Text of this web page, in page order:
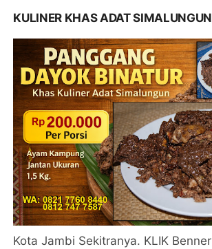
KULINER KHAS ADAT SIMALUNGUN
Kota Jambi Sekitranya. KLIK Benner